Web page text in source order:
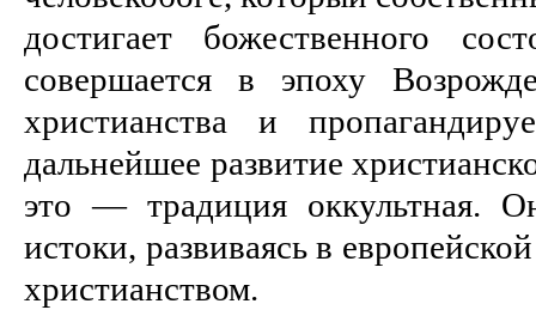
достигает божественного
совершается в эпоху
христианства и
дальнейшее развитие
это — традиция оккультная.
истоки, развиваясь в
христианством.